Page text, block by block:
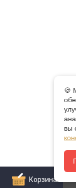
Корзина
🍪
вы